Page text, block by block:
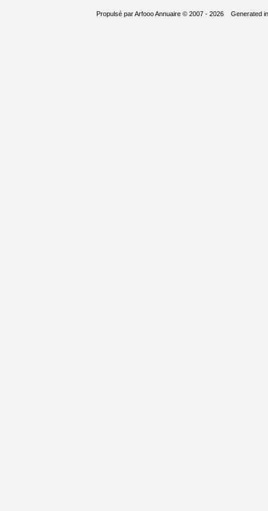
Propulsé parArfooo Annuaire© 2007 - 2026 Generated